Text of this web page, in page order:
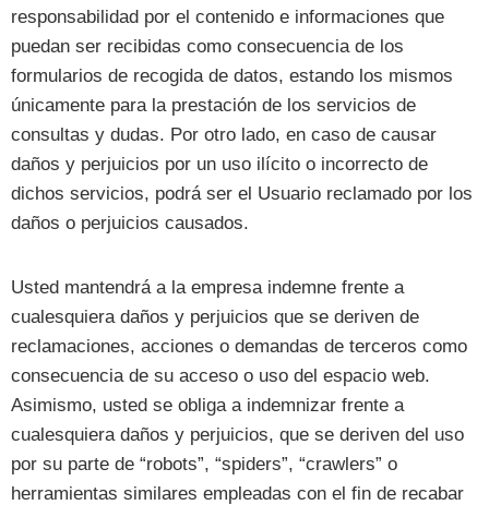
responsabilidad por el contenido e informaciones que
puedan ser recibidas como consecuencia de los
formularios de recogida de datos, estando los mismos
únicamente para la prestación de los servicios de
consultas y dudas. Por otro lado, en caso de causar
daños y perjuicios por un uso ilícito o incorrecto de
dichos servicios, podrá ser el Usuario reclamado por los
daños o perjuicios causados.
Usted mantendrá a la empresa indemne frente a
cualesquiera daños y perjuicios que se deriven de
reclamaciones, acciones o demandas de terceros como
consecuencia de su acceso o uso del espacio web.
Asimismo, usted se obliga a indemnizar frente a
cualesquiera daños y perjuicios, que se deriven del uso
por su parte de “robots”, “spiders”, “crawlers” o
herramientas similares empleadas con el fin de recabar